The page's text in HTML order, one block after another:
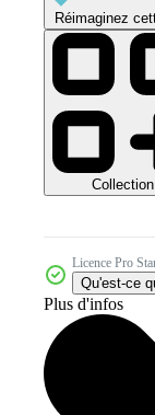
Réimaginez
Collection
Licence Pro
Qu'est-ce
Plus d'infos